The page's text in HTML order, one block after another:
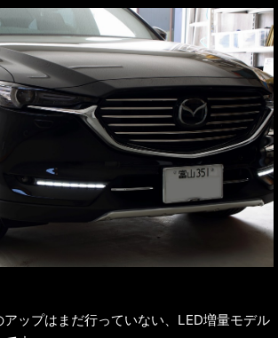
ップはまだ行っていない、LED増量モデル